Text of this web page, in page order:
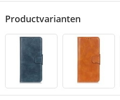
Productvarianten